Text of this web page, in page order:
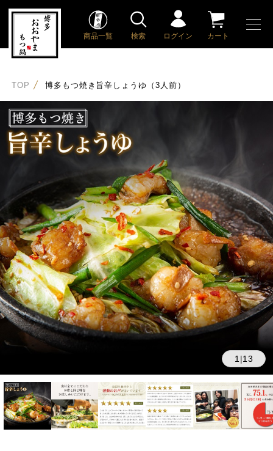
商品一覧 検索 ログイン カート
TOP 博多もつ焼き旨辛しょうゆ（3人前）
1 |13